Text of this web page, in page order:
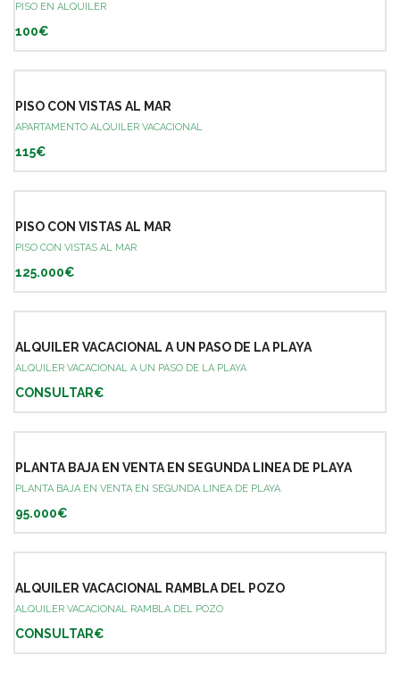
PISO EN ALQUILER
100€
PISO CON VISTAS AL MAR
APARTAMENTO ALQUILER VACACIONAL
115€
PISO CON VISTAS AL MAR
PISO CON VISTAS AL MAR
125.000€
ALQUILER VACACIONAL A UN PASO DE LA PLAYA
ALQUILER VACACIONAL A UN PASO DE LA PLAYA
CONSULTAR€
PLANTA BAJA EN VENTA EN SEGUNDA LINEA DE PLAYA
PLANTA BAJA EN VENTA EN SEGUNDA LINEA DE PLAYA
95.000€
ALQUILER VACACIONAL RAMBLA DEL POZO
ALQUILER VACACIONAL RAMBLA DEL POZO
CONSULTAR€